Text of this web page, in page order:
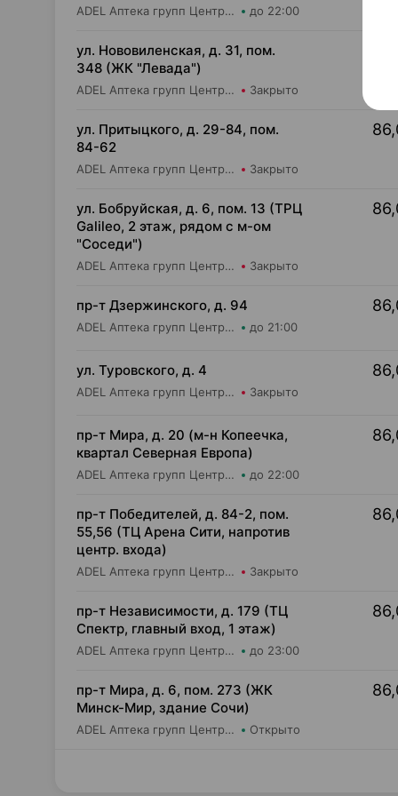
ADEL Аптека групп Центр ООО Аптека №65 до 22:00
ул. Нововиленская, д. 31, пом.
348 (ЖК "Левада")
ADEL Аптека групп Центр ООО Аптека №85 Закрыто
ул. Притыцкого, д. 29-84, пом.
84-62
ADEL Аптека групп Центр ООО Аптека №110 Закрыто
ул. Бобруйская, д. 6, пом. 13 (ТРЦ
Galileo, 2 этаж, рядом с м-ом
"Соседи")
ADEL Аптека групп Центр ООО Аптека №77 Закрыто
пр-т Дзержинского, д. 94
ADEL Аптека групп Центр ООО Аптека №94 до 21:00
ул. Туровского, д. 4
ADEL Аптека групп Центр ООО Аптека №20 Закрыто
пр-т Мира, д. 20 (м-н Копеечка,
квартал Северная Европа)
ADEL Аптека групп Центр ООО Аптека №55 до 22:00
пр-т Победителей, д. 84-2, пом.
55,56 (ТЦ Арена Сити, напротив
центр. входа)
ADEL Аптека групп Центр ООО Аптека №105 Закрыто
пр-т Независимости, д. 179 (ТЦ
Спектр, главный вход, 1 этаж)
ADEL Аптека групп Центр ООО Аптека №61 до 23:00
пр-т Мира, д. 6, пом. 273 (ЖК
Минск-Мир, здание Сочи)
ADEL Аптека групп Центр ООО Аптека №74 Открыто